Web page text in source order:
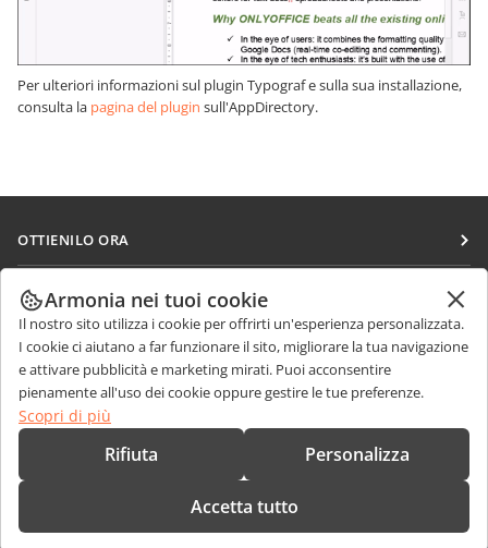
Per ulteriori informazioni sul plugin Typograf e sulla sua installazione,
consulta la pagina del plugin sull'AppDirectory.
OTTIENILO ORA
Docs
DocSpace
Workspace
Connettori
App desktop
COLLABORA
Per i contributori
Per i traduttori
Per gli influencer
Offerte di lavoro
RICEVI NOTIZIE
Blog
RICEVI AIUTO
Forum
CONTATTACI
Domande sulle vendite
sales@onlyoffice.com
Armonia nei tuoi cookie
Il nostro sito utilizza i cookie per offrirti un'esperienza personalizzata.
I cookie ci aiutano a far funzionare il sito, migliorare la tua navigazione
e attivare pubblicità e marketing mirati. Puoi acconsentire
pienamente all'uso dei cookie oppure gestire le tue preferenze.
Scopri di più
Rifiuta Personalizza
Accetta tutto